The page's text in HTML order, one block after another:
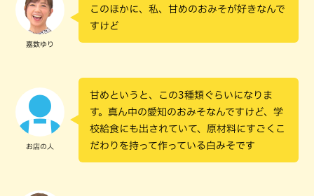
嘉数ゆり
このほかに、私、甘めのおみそが好きなんで
すけど
お店の人
甘めというと、この3種類ぐらいになりま
す。真ん中の愛知のおみそなんですけど、学
校給食にも出されていて、原材料にすごくこ
だわりを持って作っている白みそです